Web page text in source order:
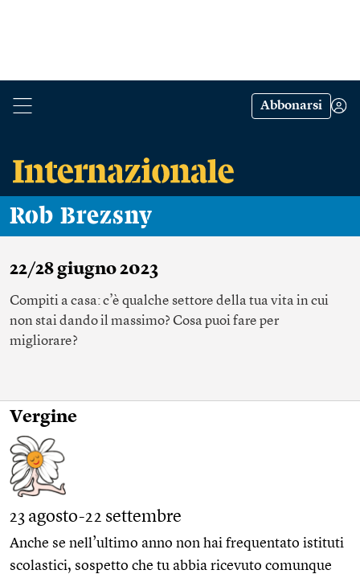
Abbonarsi
Rob Brezsny
22/28 giugno 2023
Compiti a casa: c’è qualche settore della tua vita in cui
non stai dando il massimo? Cosa puoi fare per
migliorare?
Vergine
23 agosto-22 settembre
Anche se nell’ultimo anno non hai frequentato istituti
scolastici, sospetto che tu abbia ricevuto comunque